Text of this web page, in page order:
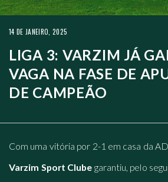
14 DE JANEIRO, 2025
LIGA 3: VARZIM JÁ
VAGA NA FASE DE
DE CAMPEÃO
Com uma vitória por 2-1 em casa da
Varzim Sport Clube garantiu, pelo